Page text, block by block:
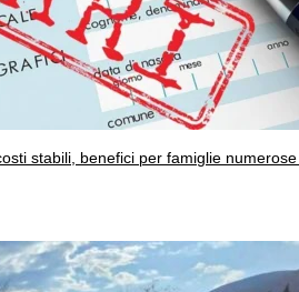
stabili, benefici per famiglie